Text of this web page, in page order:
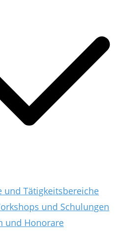
und Tätigkeitsbereiche
und Schulungen
und Honorare